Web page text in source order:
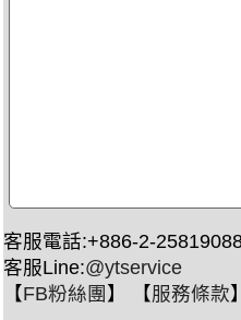
客服電話:+886-2-
客服Line:@ytservice
【FB粉絲團 】 【服務條款